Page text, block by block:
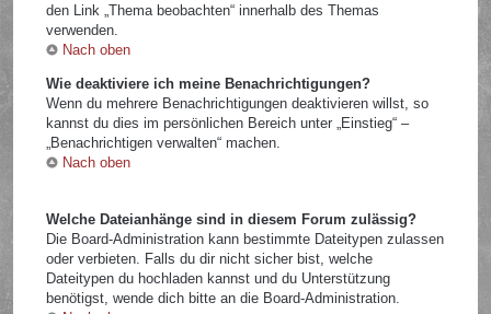
den Link „Thema beobachten“ innerhalb des Themas
verwenden.
Nach oben
Wie deaktiviere ich meine Benachrichtigungen?
Wenn du mehrere Benachrichtigungen deaktivieren willst, so
kannst du dies im persönlichen Bereich unter „Einstieg“ –
„Benachrichtigen verwalten“ machen.
Nach oben
Welche Dateianhänge sind in diesem Forum zulässig?
Die Board-Administration kann bestimmte Dateitypen zulassen
oder verbieten. Falls du dir nicht sicher bist, welche
Dateitypen du hochladen kannst und du Unterstützung
benötigst, wende dich bitte an die Board-Administration.